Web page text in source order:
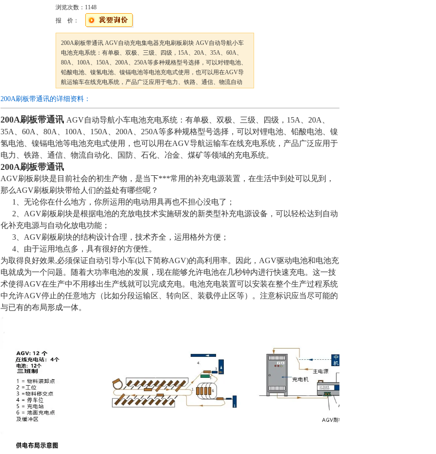
浏览次数： 1148
报 价：
200A刷板带通讯 AGV自动充电集电器充电刷板刷块 AGV自动导航小车
电池充电系统：有单极、双极、三级、四级，15A、20A、35A、60A、
80A、100A、150A、200A、250A等多种规格型号选择，可以对锂电池、
铅酸电池、镍氢电池、镍镉电池等电池充电式使用，也可以用在AGV导
航运输车在线充电系统，产品广泛应用于电力、铁路、通信、物流自动
200A刷板带通讯的详细资料：
200A刷板带通讯 AGV自动导航小车电池充电系统：有单极、双极、三级、四级，15A、20A、
35A、60A、80A、100A、150A、200A、250A等多种规格型号选择，可以对锂电池、铅酸电池、镍
氢电池、镍镉电池等电池充电式使用，也可以用在AGV导航运输车在线充电系统，产品广泛应用于
电力、铁路、通信、物流自动化、国防、石化、冶金、煤矿等领域的充电系统。
200A刷板带通讯
AGV刷板刷块是目前社会的初生产物，是当下***常用的补充电源装置，在生活中到处可以见到，
那么AGV刷板刷块带给人们的益处有哪些呢？
1、无论你在什么地方，你所运用的电动用具再也不担心没电了；
2、AGV刷板刷块是根据电池的充放电技术实施研发的新类型补充电源设备，可以轻松达到自动
化补充电源与自动化放电功能；
3、AGV刷板刷块的结构设计合理，技术齐全，运用格外方便；
4、由于运用地点多，具有很好的方便性。
为取得良好效果,必须保证自动引导小车(以下简称AGV)的高利用率。因此，AGV驱动电池和电池充
电就成为一个问题。随着大功率电池的发展，现在能够允许电池在几秒钟内进行快速充电。这一技
术使得AGV在生产中不用移出生产线就可以完成充电。电池充电装置可以安装在整个生产过程系统
中允许AGV停止的任意地方（比如分段运输区、转向区、装载停止区等）。注意标识应当尽可能的
与已有的布局形成一体。